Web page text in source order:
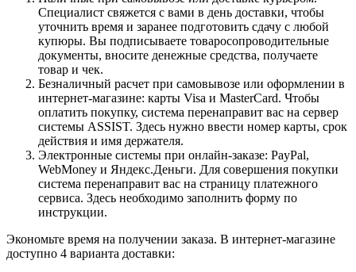
Специалист свяжется с вами в день доставки, чтобы
уточнить время и заранее подготовить сдачу с любой
купюры. Вы подписываете товаросопроводительные
документы, вносите денежные средства, получаете
товар и чек.
Безналичный расчет при самовывозе или оформлении в
интернет-магазине: карты Visa и MasterCard. Чтобы
оплатить покупку, система перенаправит вас на сервер
системы ASSIST. Здесь нужно ввести номер карты, срок
действия и имя держателя.
Электронные системы при онлайн-заказе: PayPal,
WebMoney и Яндекс.Деньги. Для совершения покупки
система перенаправит вас на страницу платежного
сервиса. Здесь необходимо заполнить форму по
инструкции.
Экономьте время на получении заказа. В интернет-магазине
доступно 4 варианта доставки: